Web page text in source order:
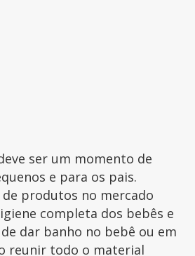
ser um momento de
e para os pais.
de produtos no mercado
completa dos bebês e
dar banho no bebê ou em
reunir todo o material